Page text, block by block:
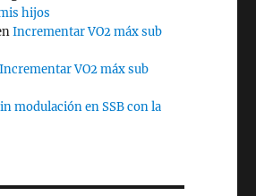
hijos
Incrementar VO2 máx sub
Incrementar VO2 máx sub
modulación en SSB con la